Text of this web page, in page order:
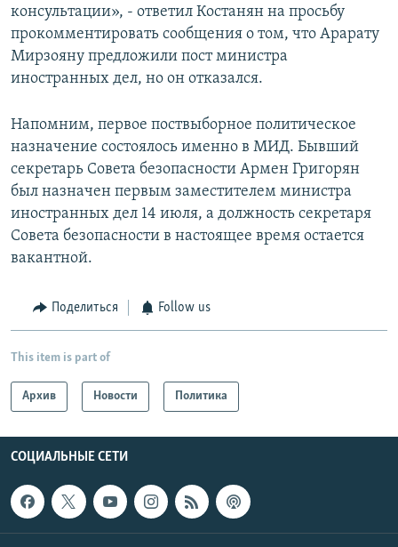
консультации», - ответил Костанян на просьбу
прокомментировать сообщения о том, что Арарату
Мирзояну предложили пост министра
иностранных дел, но он отказался.
Напомним, первое поствыборное политическое
назначение состоялось именно в МИД. Бывший
секретарь Совета безопасности Армен Григорян
был назначен первым заместителем министра
иностранных дел 14 июля, а должность секретаря
Совета безопасности в настоящее время остается
вакантной.
Поделиться Follow us
This item is part of
Архив Новости Политика
СОЦИАЛЬНЫЕ СЕТИ